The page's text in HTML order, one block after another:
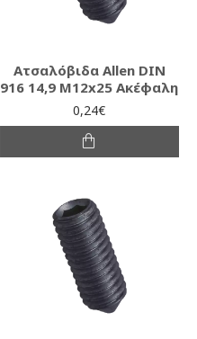
Ατσαλόβιδα Allen DIN
916 14,9 M12x25 Ακέφαλη
0,24€